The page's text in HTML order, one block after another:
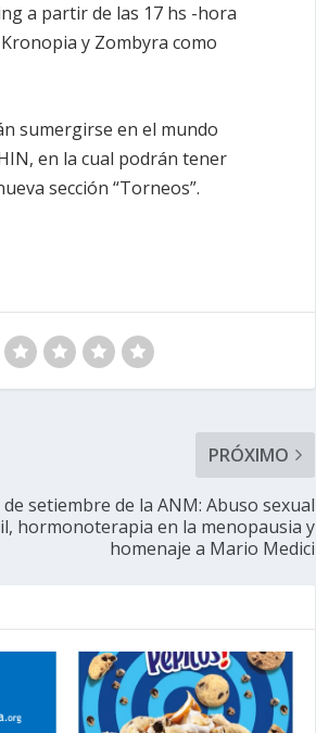
a partir de las 17 hs -hora
y Zombyra como
sumergirse en el mundo
en la cual podrán tener
sección “Torneos”.
PRÓXIMO
setiembre de la ANM: Abuso sexual
hormonoterapia en la menopausia y
homenaje a Mario Medici